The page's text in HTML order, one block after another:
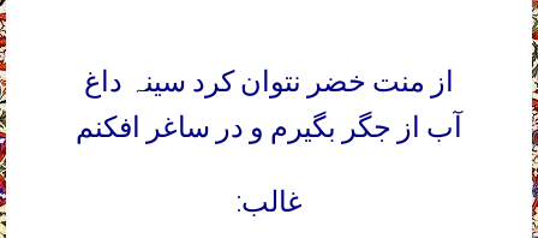
از منت خضر نتوان کرد سینہ داغ
آب از جگر بگیرم و در ساغر افکنم
غالب: